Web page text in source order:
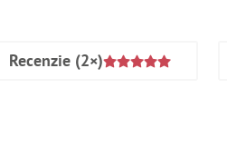
Recenzie (2×)